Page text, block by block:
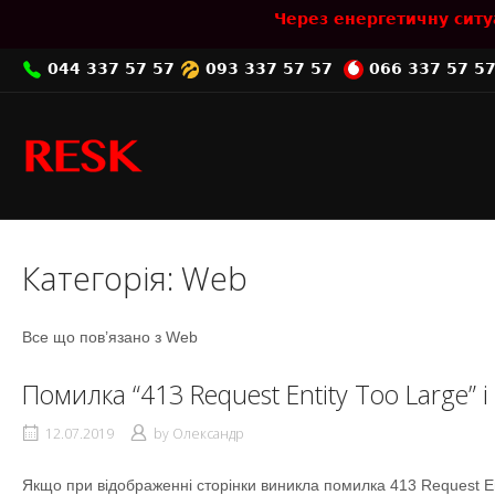
content
Через енергетичну
044 337 57 57 093 337 57 57 066 337 57 57
Home
Категорія: Web
Все що пов’язано з Web
Помилка “413 Request Entity Too Large” і
12.07.2019 by Олександр
Якщо при відображенні сторінки виникла помилка 413